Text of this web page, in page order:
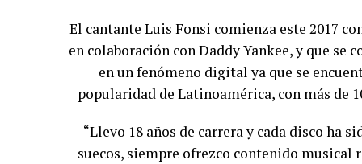
El cantante Luis Fonsi comienza este 2017
en colaboración con Daddy Yankee, y que se
en un fenómeno digital ya que se
popularidad de Latinoamérica, con más de
“Llevo 18 años de carrera y cada disco ha
suecos, siempre ofrezco contenido musical